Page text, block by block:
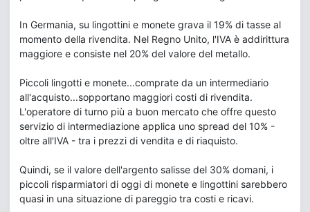
In Germania, su lingottini e monete grava il 19% di tasse al
momento della rivendita. Nel Regno Unito, l'IVA è addirittura
maggiore e consiste nel 20% del valore del metallo.
Piccoli lingotti e monete...comprate da un intermediario
all'acquisto...sopportano maggiori costi di rivendita.
L'operatore di turno più a buon mercato che offre questo
servizio di intermediazione applica uno spread del 10% -
oltre all'IVA - tra i prezzi di vendita e di riaquisto.
Quindi, se il valore dell'argento salisse del 30% domani, i
piccoli risparmiatori di oggi di monete e lingottini sarebbero
quasi in una situazione di pareggio tra costi e ricavi.